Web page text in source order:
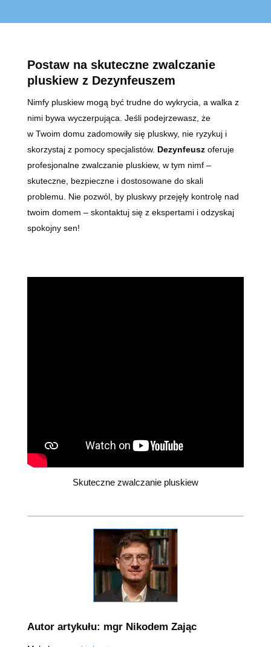
Postaw na skuteczne zwalczanie
pluskiew z Dezynfeuszem
Nimfy pluskiew mogą być trudne do wykrycia, a walka z
nimi bywa wyczerpująca. Jeśli podejrzewasz, że
w Twoim domu zadomowiły się pluskwy, nie ryzykuj i
skorzystaj z pomocy specjalistów. Dezynfeuszoferuje
profesjonalne zwalczanie pluskiew, w tym nimf –
skuteczne, bezpieczne i dostosowane do skali
problemu. Nie pozwól, by pluskwy przejęły kontrolę nad
twoim domem – skontaktuj się z ekspertami i odzyskaj
spokojny sen!
Skuteczne zwalczanie pluskiew
Autor artykułu: mgr Nikodem Zając